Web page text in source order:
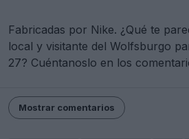
Fabricadas por Nike. ¿Qué te
local y visitante del Wolfsburgo
27? Cuéntanoslo en los
Mostrar comentarios